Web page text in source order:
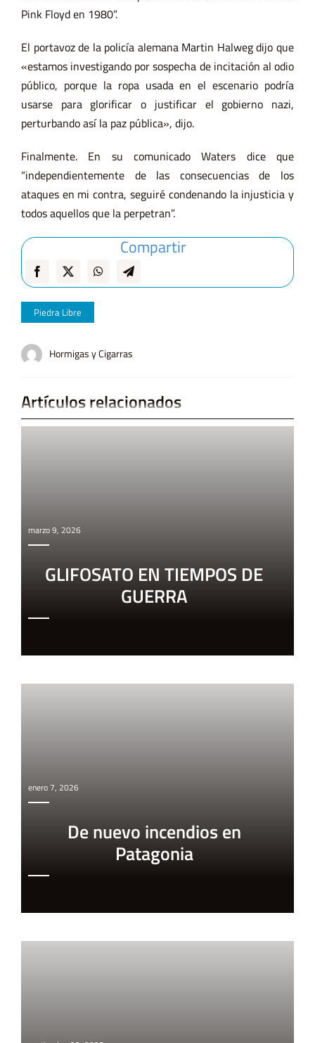
Pink Floyd en 1980”.
El portavoz de la policía alemana Martin Halweg dijo que
«estamos investigando por sospecha de incitación al odio
público, porque la ropa usada en el escenario podría
usarse para glorificar o justificar el gobierno nazi,
perturbando así la paz pública», dijo.
Finalmente. En su comunicado Waters dice que
“independientemente de las consecuencias de los
ataques en mi contra, seguiré condenando la injusticia y
todos aquellos que la perpetran”.
Compartir
Piedra Libre
Hormigas y Cigarras
Artículos relacionados
marzo 9, 2026
GLIFOSATO EN TIEMPOS DE
GUERRA
enero 7, 2026
De nuevo incendios en
Patagonia